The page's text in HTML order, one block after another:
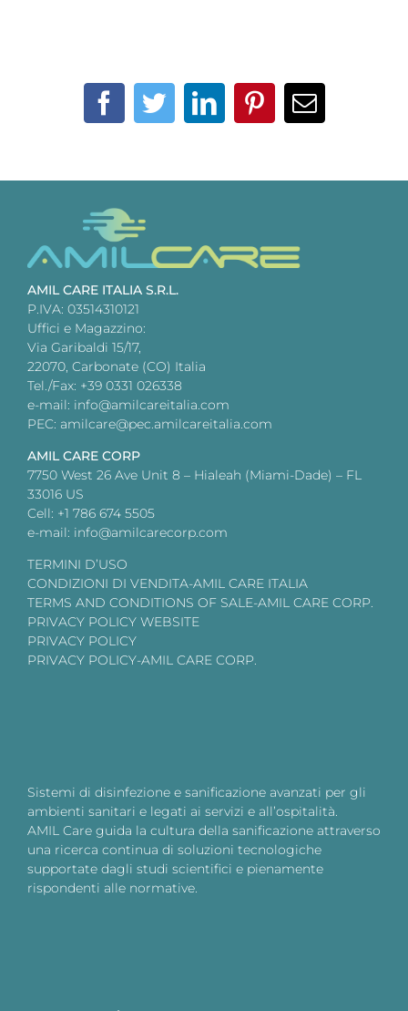
Facebook
TwitterLinkedIn
Pinterest
Email
AMIL CARE ITALIA S.R.L.
P.IVA: 03514310121
Uffici e Magazzino:
Via Garibaldi 15/17,
22070, Carbonate (CO) Italia
Tel./Fax: +39 0331 026338
e-mail: info@amilcareitalia.com
PEC: amilcare@pec.amilcareitalia.com
AMIL CARE CORP
7750 West 26 Ave Unit 8 – Hialeah (Miami-Dade) – FL
33016 US
Cell: +1 786 674 5505
e-mail: info@amilcarecorp.com
TERMINI D’USO
CONDIZIONI DI VENDITA-AMIL CARE ITALIA
TERMS AND CONDITIONS OF SALE-AMIL CARE CORP.
PRIVACY POLICY WEBSITE
PRIVACY POLICY
PRIVACY POLICY-AMIL CARE CORP.
Sistemi di disinfezione e sanificazione avanzati per gli
ambienti sanitari e legati ai servizi e all’ospitalità.
AMIL Care guida la cultura della sanificazione attraverso
una ricerca continua di soluzioni tecnologiche
supportate dagli studi scientifici e pienamente
rispondenti alle normative.